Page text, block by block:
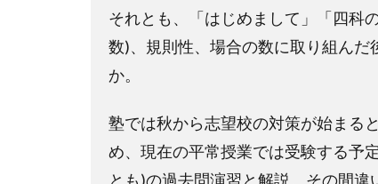
それとも、「はじめまして」「四科
数)、規則性、場合の数に取り組ん
か。
塾では秋から志望校の対策が始まる
め、現在の平常授業では受験する予
とも)の過去問演習と解説、その間違